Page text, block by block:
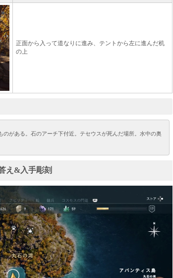
正面から入って道なりに進み、テントから左に進んだ机
の上
がある。石のアーチ下付近。テセウスが死んだ場所。水中の奥
え&入手彫刻